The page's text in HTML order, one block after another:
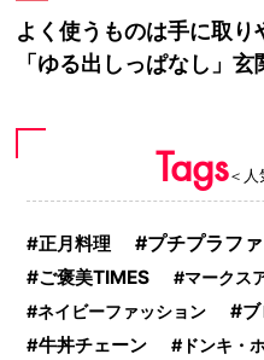
よく使うものは手に取
「ゆる出しっぱなし」玄
Tags＜人
正月料理 プチプラフ
ご褒美TIMES マークス
ネイビーファッション
牛丼チェーン
ドンキ・